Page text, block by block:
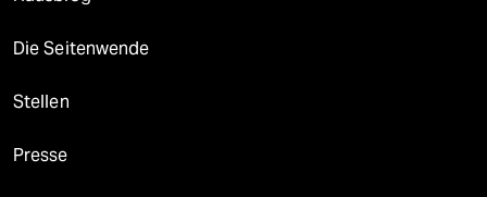
Die Seitenwende
Stellen
Presse